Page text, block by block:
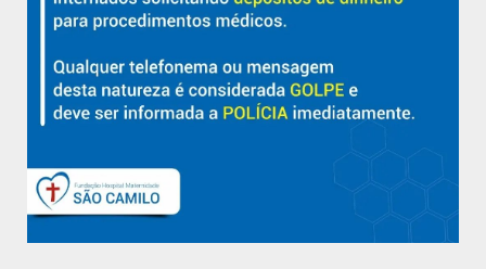
Sobre
Diretorias
Políticas e Normas
Trabalhe Conosco